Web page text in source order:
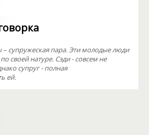
– супружеская пара. Эти молодые люди
своей натуре. Сэди - совсем не
супруг - полная
ей.